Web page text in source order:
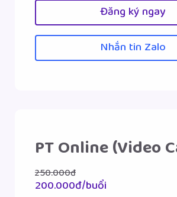
Đăng ký ngay
Nhắn tin Zalo
PT Online (Video
250.000đ
200.000đ/buổi